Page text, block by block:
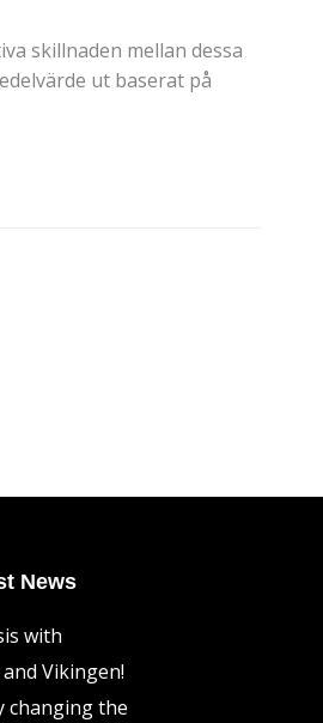
skillnaden mellan dessa
ut baserat på
News
with
Vikingen!
changing the